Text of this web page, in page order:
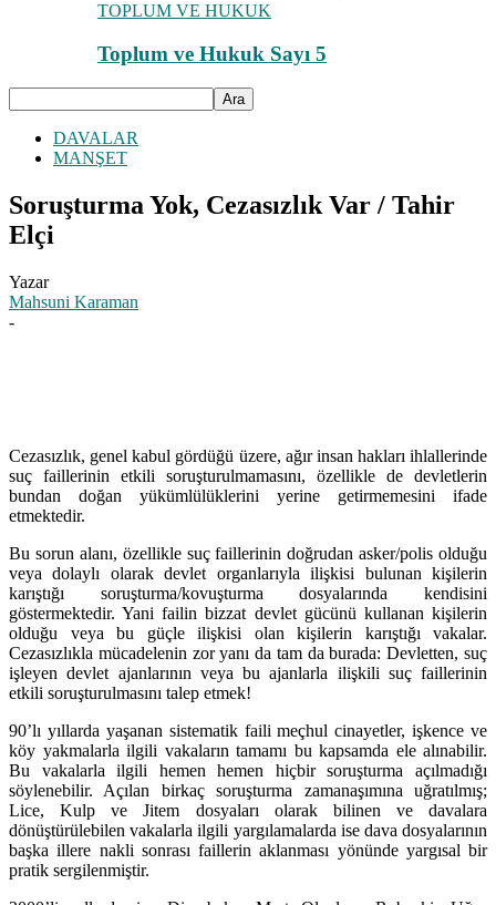
TOPLUM VE HUKUK
Toplum ve Hukuk Sayı 5
DAVALAR
MANŞET
Soruşturma Yok, Cezasızlık Var / Tahir
Elçi
Yazar
Mahsuni Karaman
-
Cezasızlık, genel kabul gördüğü üzere, ağır insan hakları ihlallerinde
suç faillerinin etkili soruşturulmamasını, özellikle de devletlerin
bundan doğan yükümlülüklerini yerine getirmemesini ifade
etmektedir.
Bu sorun alanı, özellikle suç faillerinin doğrudan asker/polis olduğu
veya dolaylı olarak devlet organlarıyla ilişkisi bulunan kişilerin
karıştığı soruşturma/kovuşturma dosyalarında kendisini
göstermektedir. Yani failin bizzat devlet gücünü kullanan kişilerin
olduğu veya bu güçle ilişkisi olan kişilerin karıştığı vakalar.
Cezasızlıkla mücadelenin zor yanı da tam da burada: Devletten, suç
işleyen devlet ajanlarının veya bu ajanlarla ilişkili suç faillerinin
etkili soruşturulmasını talep etmek!
90’lı yıllarda yaşanan sistematik faili meçhul cinayetler, işkence ve
köy yakmalarla ilgili vakaların tamamı bu kapsamda ele alınabilir.
Bu vakalarla ilgili hemen hemen hiçbir soruşturma açılmadığı
söylenebilir. Açılan birkaç soruşturma zamanaşımına uğratılmış;
Lice, Kulp ve Jitem dosyaları olarak bilinen ve davalara
dönüştürülebilen vakalarla ilgili yargılamalarda ise dava dosyalarının
başka illere nakli sonrası faillerin aklanması yönünde yargısal bir
pratik sergilenmiştir.